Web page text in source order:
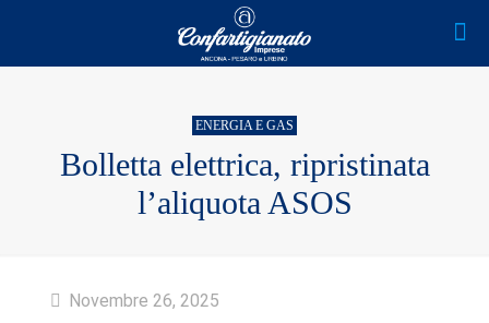
ENERGIA E GAS
Bolletta elettrica, ripristinata
l’aliquota ASOS
Novembre 26, 2025